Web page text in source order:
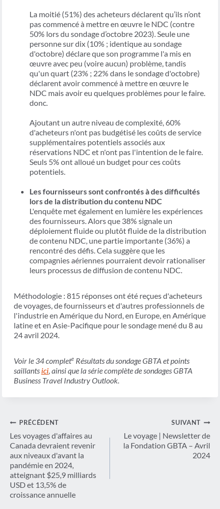
La moitié (51%) des acheteurs déclarent qu’ils n’ont
pas commencé à mettre en œuvre le NDC (contre
50% lors du sondage d’octobre 2023). Seule une
personne sur dix (10% ; identique au sondage
d'octobre) déclare que son programme l'a mis en
œuvre avec peu (voire aucun) problème, tandis
qu'un quart (23% ; 22% dans le sondage d'octobre)
déclarent avoir commencé à mettre en œuvre le
NDC mais avoir eu quelques problèmes pour le faire.
donc.
Ajoutant un autre niveau de complexité, 60%
d'acheteurs n'ont pas budgétisé les coûts de service
supplémentaires potentiels associés aux
réservations NDC et n'ont pas l'intention de le faire.
Seuls 5% ont alloué un budget pour ces coûts
potentiels.
Les fournisseurs sont confrontés à des difficultés
lors de la distribution du contenu NDC
L'enquête met également en lumière les expériences
des fournisseurs. Alors que 38% signale un
déploiement fluide ou plutôt fluide de la distribution
de contenu NDC, une partie importante (36%) a
rencontré des défis. Cela suggère que les
compagnies aériennes pourraient devoir rationaliser
leurs processus de diffusion de contenu NDC.
Méthodologie : 815 réponses ont été reçues d'acheteurs
de voyages, de fournisseurs et d'autres professionnels de
l'industrie en Amérique du Nord, en Europe, en Amérique
latine et en Asie-Pacifique pour le sondage mené du 8 au
24 avril 2024.
Voir le 34 complete Résultats du sondage GBTA et points
saillants ici, ainsi que la série complète de sondages GBTA
Business Travel Industry Outlook.
Navigation
de
l’article
PRÉCÉDENT
Les voyages d'affaires au
Canada devraient revenir
aux niveaux d'avant la
pandémie en 2024,
atteignant $25,9 milliards
USD et 13,5% de
croissance annuelle
SUIVANT
Le voyage | Newsletter de
la Fondation GBTA – Avril
2024